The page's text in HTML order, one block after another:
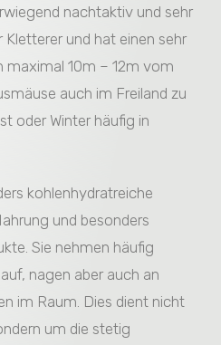
nachtaktiv und sehr
Kletterer und hat einen sehr
maximal 10m – 12m vom
auch im Freiland zu
oder Winter häufig in
kohlenhydratreiche
und besonders
Sie nehmen häufig
nagen aber auch an
im Raum. Dies dient nicht
um die stetig